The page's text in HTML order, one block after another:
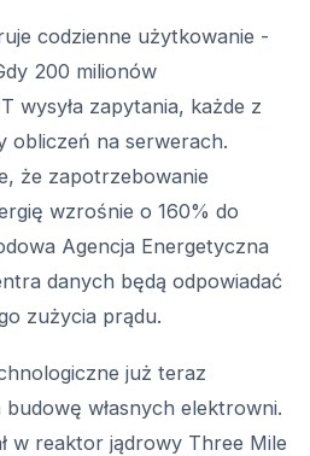
codzienne użytkowanie -
200 milionów
wysyła zapytania, każde z
obliczeń na serwerach.
że zapotrzebowanie
wzrośnie o 160% do
Agencja Energetyczna
danych będą odpowiadać
zużycia prądu.
już teraz
własnych elektrowni.
w reaktor jądrowy Three Mile